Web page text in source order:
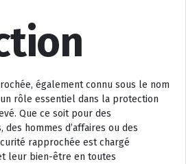
également connu sous le nom
rôle essentiel dans la protection
Que ce soit pour des
hommes d’affaires ou des
rapprochée est chargé
leur bien-être en toutes